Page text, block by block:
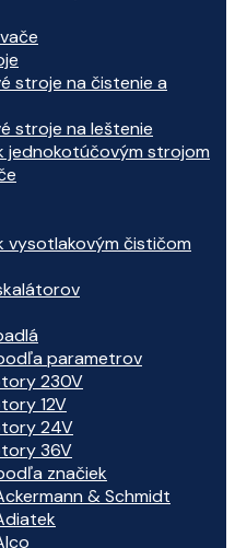
stroje na čistenie a
stroje na leštenie
jednokotúčovým strojom
vysotlakovým čističom
parametrov
230V
12V
24V
36V
značiek
& Schmidt